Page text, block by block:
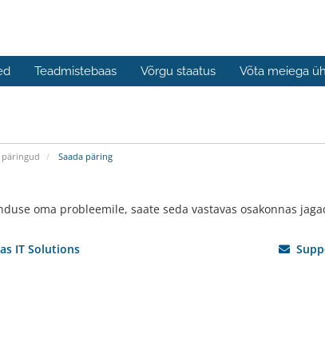
Teadmistebaas Võrgu staatus Võta meiega
Saada päring
oma probleemile, saate seda vastavas osakonnas
IT Solutions